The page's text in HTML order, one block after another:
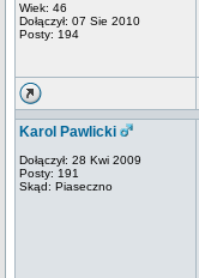
Wiek: 46
Dołączył: 07 Sie 2010
Posty: 194
Karol Pawlicki
Dołączył: 28 Kwi 2009
Posty: 191
Skąd: Piaseczno